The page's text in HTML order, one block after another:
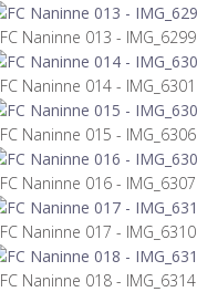
FC Naninne 013 - IMG_6299
FC Naninne 014 - IMG_6301
FC Naninne 015 - IMG_6306
FC Naninne 016 - IMG_6307
FC Naninne 017 - IMG_6310
FC Naninne 018 - IMG_6314